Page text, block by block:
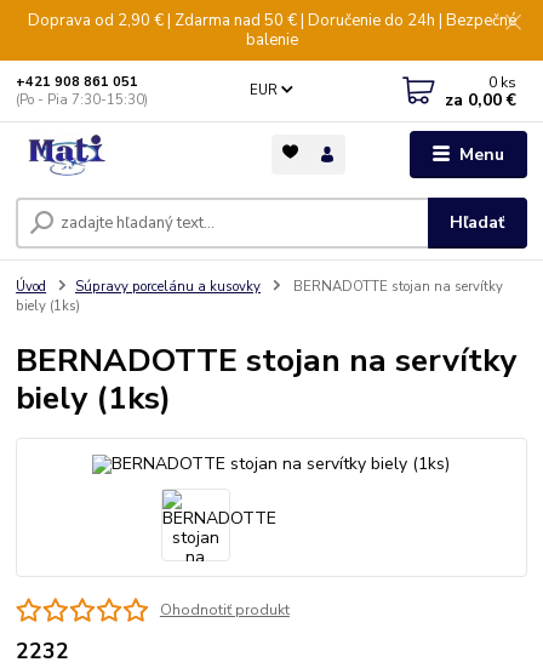
Doprava od 2,90 € | Zdarma nad 50 € | Doručenie do 24h | Bezpečné
balenie
Menu
EUR
Hľadať
+421 908 861 051
(Po - Pia 7:30-15:30)
0 ks
za 0,00 €
Úvod Súpravy porcelánu a kusovky
BERNADOTTE stojan na servítky
biely (1ks)
BERNADOTTE stojan na servítky
biely (1ks)
Ohodnotiť produkt
2232